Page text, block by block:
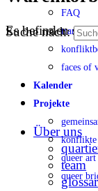
FAQ
faces of
Kalender
Projekte
konflikte
queer
queer
Es befinden
Suche nach:
Über uns
team
glossar